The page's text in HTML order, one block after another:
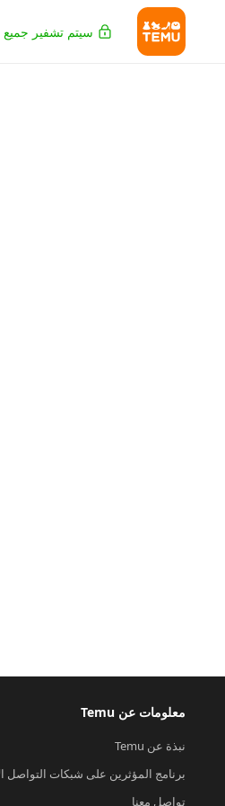
سيتم تشفير جميع
معلومات عن Temu
نبذة عن Temu
برنامج المؤثرين على شبكات التواصل
تواصل معنا